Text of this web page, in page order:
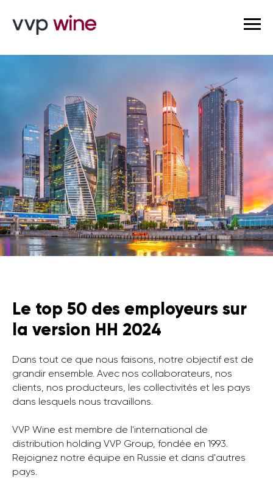
Le top 50 des employeurs sur
la version HH 2024
Dans tout ce que nous faisons, notre objectif est de
grandir ensemble. Avec nos collaborateurs, nos
clients, nos producteurs, les collectivités et les pays
dans lesquels nous travaillons.
VVP Wine est membre de l'international de
distribution holding VVP Group, fondée en 1993.
Rejoignez notre équipe en Russie et dans d'autres
pays.